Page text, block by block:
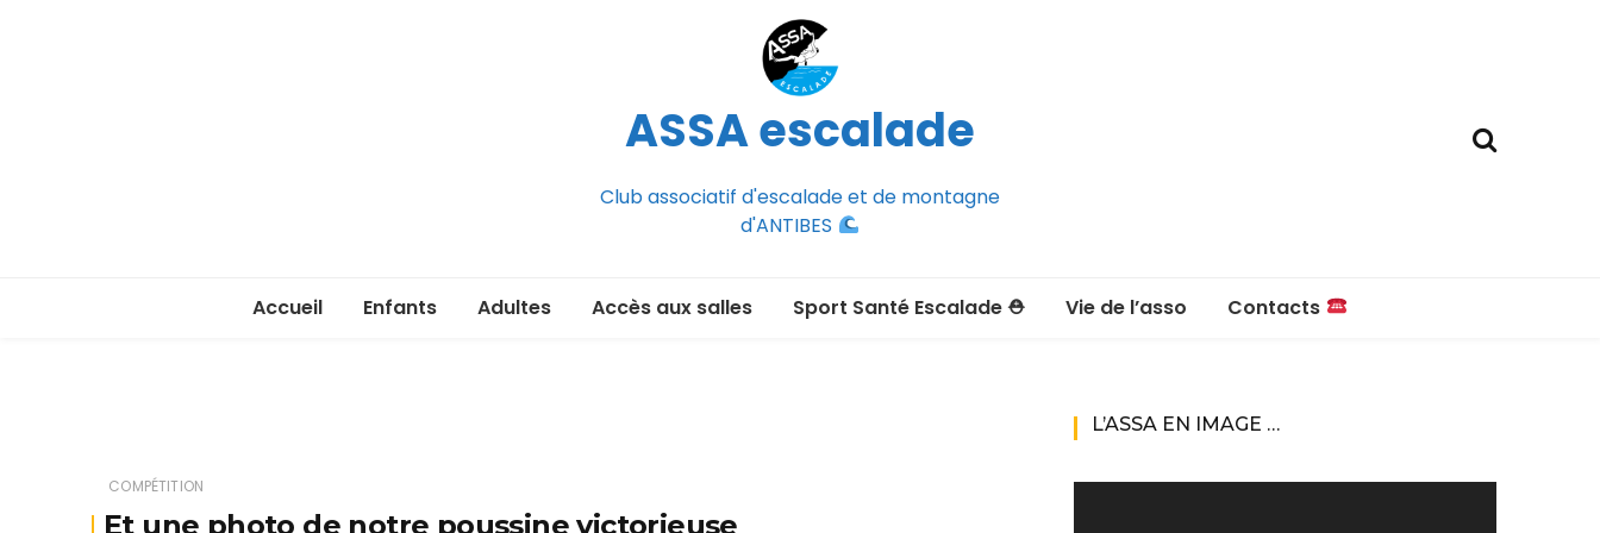
ASSA escalade
Club associatif d'escalade et de montagne
d'ANTIBES
Accueil Enfants Adultes
passeport
Accès aux salles Sport Santé Escalade ⛑ Vie de l’asso
Contacts
Contacts
COMPÉTITION
Et une photo de notre poussine victorieuse
L’ASSA EN IMAGE …